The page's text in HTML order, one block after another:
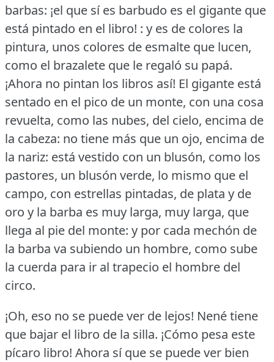
barbas: ¡el que sí es barbudo es el gigante que
está pintado en el libro! : y es de colores la
pintura, unos colores de esmalte que lucen,
como el brazalete que le regaló su papá.
¡Ahora no pintan los libros así! El gigante está
sentado en el pico de un monte, con una cosa
revuelta, como las nubes, del cielo, encima de
la cabeza: no tiene más que un ojo, encima de
la nariz: está vestido con un blusón, como los
pastores, un blusón verde, lo mismo que el
campo, con estrellas pintadas, de plata y de
oro y la barba es muy larga, muy larga, que
llega al pie del monte: y por cada mechón de
la barba va subiendo un hombre, como sube
la cuerda para ir al trapecio el hombre del
circo.
¡Oh, eso no se puede ver de lejos! Nené tiene
que bajar el libro de la silla. ¡Cómo pesa este
pícaro libro! Ahora sí que se puede ver bien